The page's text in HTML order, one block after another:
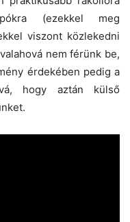
(ezekkel meg
viszont közlekedni
nem férünk be,
érdekében pedig a
hogy aztán külső